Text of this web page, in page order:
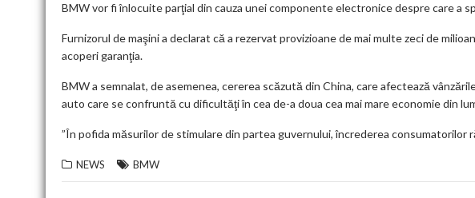
BMW vor fi înlocuite parţial din cauza unei componente electronice despre care a
Furnizorul de maşini a declarat că a rezervat provizioane de mai multe zeci de
acoperi garanţia.
BMW a semnalat, de asemenea, cererea scăzută din China, care afectează
auto care se confruntă cu dificultăţi în cea de-a doua cea mai mare economie din
”În pofida măsurilor de stimulare din partea guvernului, încrederea consumatorilor
NEWS BMW